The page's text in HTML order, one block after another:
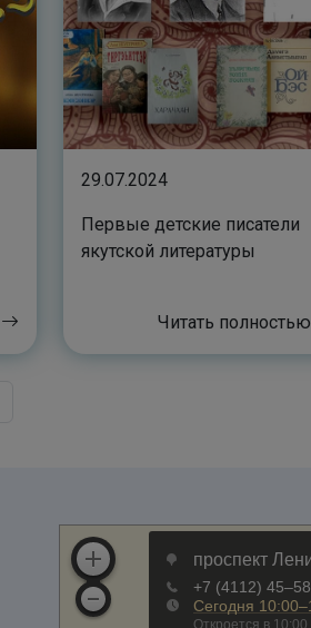
29.07.2024
Первые детские писатели
якутской литературы
Читать полностью